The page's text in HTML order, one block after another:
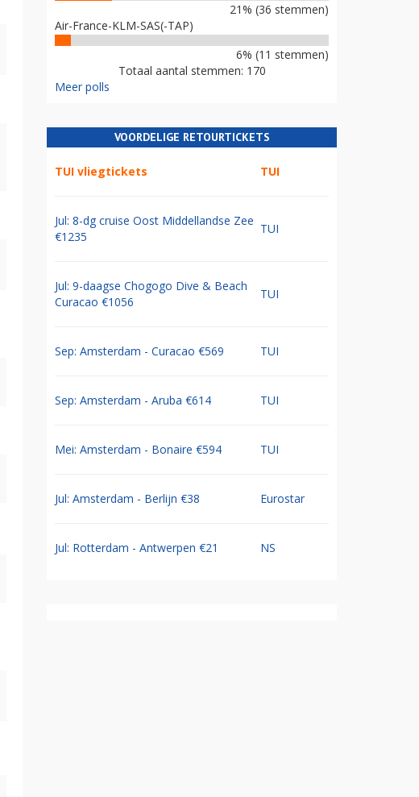
21% (36 stemmen)
Air-France-KLM-SAS(-TAP)
6% (11 stemmen)
Totaal aantal stemmen: 170
Meer polls
VOORDELIGE RETOURTICKETS
TUI vliegtickets TUI
Jul: 8-dg cruise Oost Middellandse Zee
€1235
TUI
Jul: 9-daagse Chogogo Dive & Beach
Curacao €1056
TUI
Sep: Amsterdam - Curacao €569 TUI
Sep: Amsterdam - Aruba €614 TUI
Mei: Amsterdam - Bonaire €594 TUI
Jul: Amsterdam - Berlijn €38 Eurostar
Jul: Rotterdam - Antwerpen €21 NS